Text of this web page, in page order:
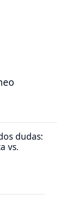
dudas:
vs.